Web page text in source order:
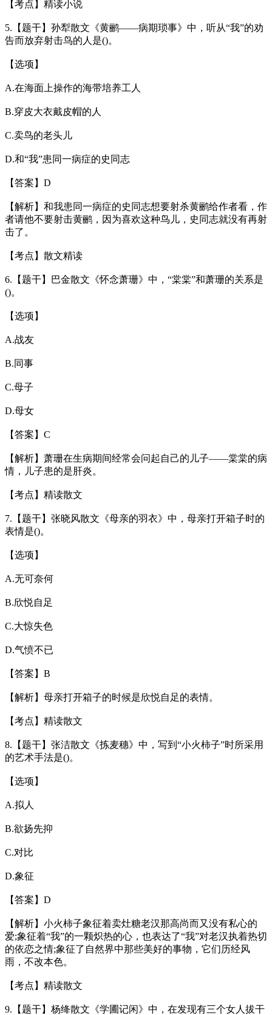
【考点】精读小说
5.【题干】孙犁散文《黄鹂——病期琐事》中，听从“我”的劝
告而放弃射击鸟的人是()。
【选项】
A.在海面上操作的海带培养工人
B.穿皮大衣戴皮帽的人
C.卖鸟的老头儿
D.和“我”患同一病症的史同志
【答案】D
【解析】和我患同一病症的史同志想要射杀黄鹂给作者看，作
者请他不要射击黄鹂，因为喜欢这种鸟儿，史同志就没有再射
击了。
【考点】散文精读
6.【题干】巴金散文《怀念萧珊》中，“棠棠”和萧珊的关系是
()。
【选项】
A.战友
B.同事
C.母子
D.母女
【答案】C
【解析】萧珊在生病期间经常会问起自己的儿子——棠棠的病
情，儿子患的是肝炎。
【考点】精读散文
7.【题干】张晓风散文《母亲的羽衣》中，母亲打开箱子时的
表情是()。
【选项】
A.无可奈何
B.欣悦自足
C.大惊失色
D.气愤不已
【答案】B
【解析】母亲打开箱子的时候是欣悦自足的表情。
【考点】精读散文
8.【题干】张洁散文《拣麦穗》中，写到“小火柿子”时所采用
的艺术手法是()。
【选项】
A.拟人
B.欲扬先抑
C.对比
D.象征
【答案】D
【解析】小火柿子象征着卖灶糖老汉那高尚而又没有私心的
爱;象征着“我”的一颗炽热的心，也表达了“我”对老汉执着热切
的依恋之情;象征了自然界中那些美好的事物，它们历经风
雨，不改本色。
【考点】精读散文
9.【题干】杨绛散文《学圃记闲》中，在发现有三个女人拔干